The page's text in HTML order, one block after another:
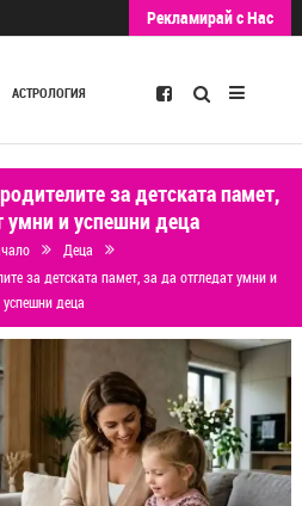
Рекламирай с Нас
АСТРОЛОГИЯ Търсене
за детската памет,
умни и успешни деца
Деца
за детската памет, за да отгледат умни и
успешни деца